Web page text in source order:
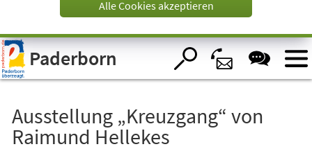
Visuelle
Assistenzsoftware
öffnen.
Alle Cookies akzeptieren
Paderborn
Ausstellung „Kreuzgang“ von
Raimund Hellekes